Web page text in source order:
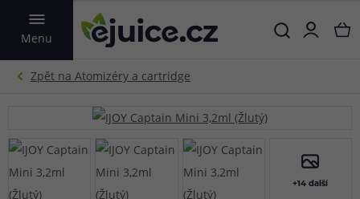
Menu
VYHLEDAT
+14 další